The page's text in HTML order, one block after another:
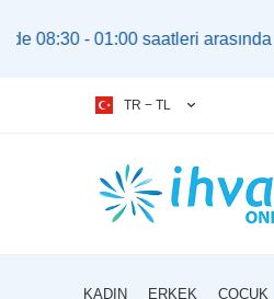
- 01:00 saatleri arasında
TR − TL
KADIN ERKEK ÇOCUK